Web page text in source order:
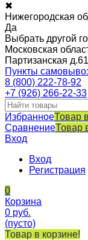
✖
Нижегородская
Да
Выбрать другой
Московская
Партизанская
Пункты
8 (800) 222-78-92
+7 (926) 266-22-33
ИзбранноеТовар
СравнениеТовар
Вход
Вход
Регистрация
0
Корзина
0 руб.
(пусто)
Товар в корзине!